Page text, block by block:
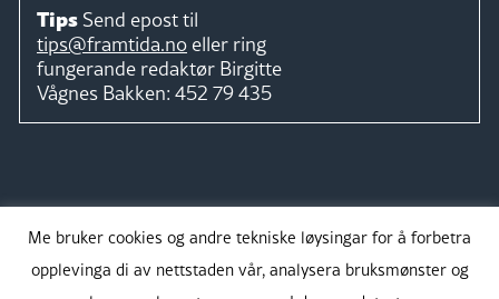
Tips Send epost til
tips@framtida.no eller ring
fungerande redaktør Birgitte
Vågnes Bakken: 452 79 435
Me bruker cookies og andre tekniske løysingar for å forbetra
opplevinga di av nettstaden vår, analysera bruksmønster og